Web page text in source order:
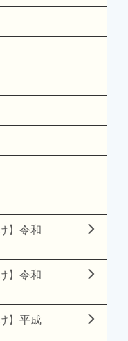
】令和
】令和
】平成